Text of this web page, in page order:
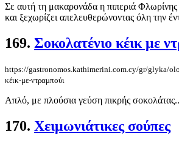
Σε αυτή τη μακαρονάδα η πιπεριά Φλωρίνης
και ξεχωρίζει απελευθερώνοντας όλη την
169. Σοκολατένιο κέικ με
https://gastronomos.kathimerini.com.cy/gr/glyka/
κέικ-με-ντραμπούι
Απλό, με πλούσια γεύση πικρής
170. Χειμωνιάτικες σούπες